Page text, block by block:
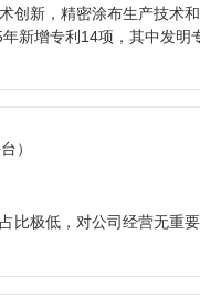
创新，精密涂布生产技术
新增专利14项，其中发明
）
比极低，对公司经营无重